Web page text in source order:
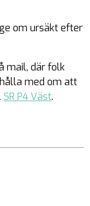
om ursäkt efter
mail, där folk
med om att
SR P4 Väst.